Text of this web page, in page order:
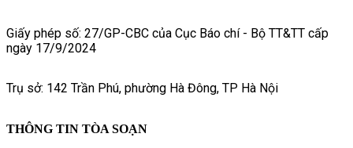
Giấy phép số: 27/GP-CBC của Cục Báo chí - Bộ TT&TT cấp
ngày 17/9/2024
Trụ sở: 142 Trần Phú, phường Hà Đông, TP Hà Nội
THÔNG TIN TÒA SOẠN